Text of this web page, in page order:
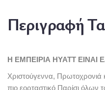
Περιγραφή
Η ΕΜΠΕΙΡΙΑ HYATT
Χριστούγεννα, Πρωτοχρονιά
πιο εορταστικό Παρίσι